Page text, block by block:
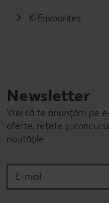
K-Favourites
Newsletter
Vrei să te anunțăm pe
oferte, rețete și
noutățile.